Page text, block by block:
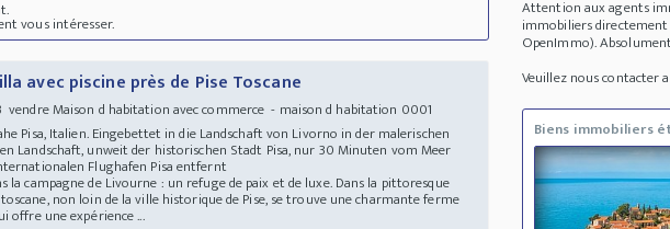
vous intéresser.
avec piscine près de Pise Toscane
vendre Maison d habitation avec commerce - maison d habitation 0001
Pisa, Italien. Eingebettet in die Landschaft von Livorno in der malerischen
Landschaft, unweit der historischen Stadt Pisa, nur 30 Minuten vom Meer
Flughafen Pisa entfernt
la campagne de Livourne : un refuge de paix et de luxe. Dans la pittoresque
non loin de la ville historique de Pise, se trouve une charmante ferme
offre une expérience ...
Attention aux agents
immobiliers
OpenImmo).
Veuillez nous contacter
Biens immobiliers